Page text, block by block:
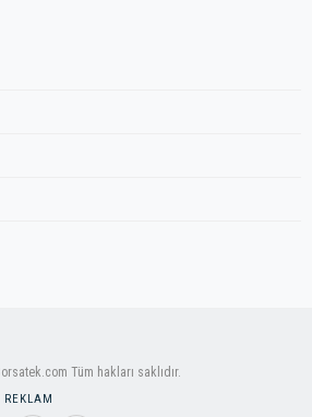
Tüm hakları saklıdır.
REKLAM